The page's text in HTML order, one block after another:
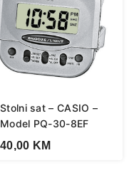
Stolni sat – CASIO –
Model PQ-30-8EF
40,00 KM